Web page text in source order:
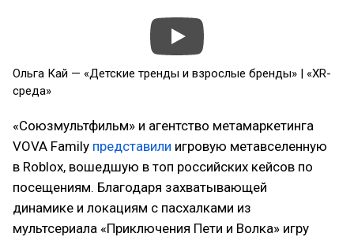
Ольга Кай — «Детские тренды и взрослые бренды» | «XR-
среда»
«Союзмультфильм» и агентство метамаркетинга
VOVA Family представили игровую метавселенную
в Roblox, вошедшую в топ российских кейсов по
посещениям. Благодаря захватывающей
динамике и локациям с пасхалками из
мультсериала «Приключения Пети и Волка» игру